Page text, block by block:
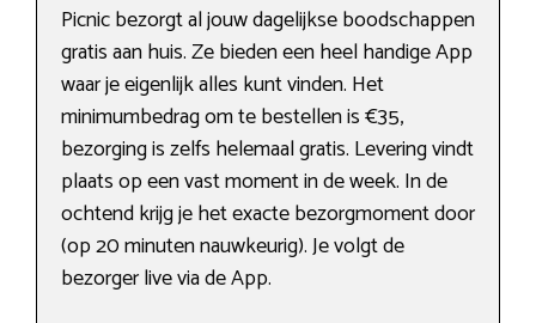
Picnic bezorgt al jouw dagelijkse boodschappen
gratis aan huis. Ze bieden een heel handige App
waar je eigenlijk alles kunt vinden. Het
minimumbedrag om te bestellen is €35,
bezorging is zelfs helemaal gratis. Levering vindt
plaats op een vast moment in de week. In de
ochtend krijg je het exacte bezorgmoment door
(op 20 minuten nauwkeurig). Je volgt de
bezorger live via de App.